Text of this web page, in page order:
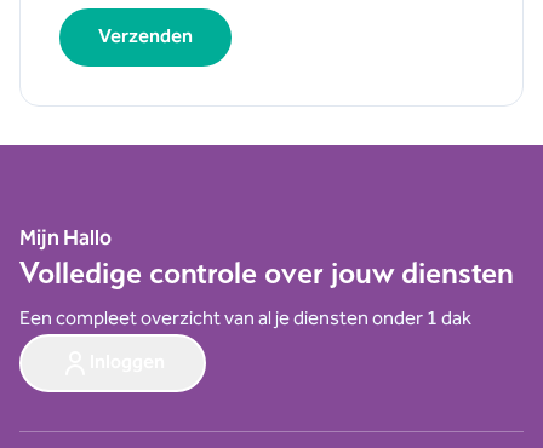
Mijn Hallo
Volledige controle over jouw diensten
Een compleet overzicht van al je diensten onder 1 dak